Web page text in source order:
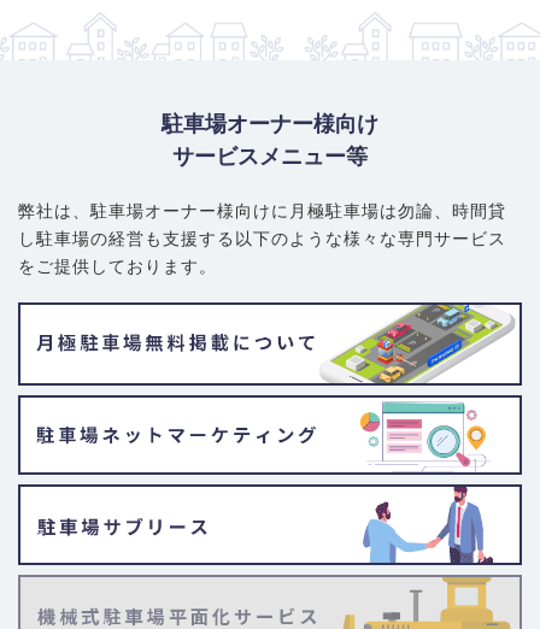
も探しやすいですが、駅近は競争率が高いです。機械式は非常に
希少なため、平面式中心で探すのが現実的です。
駐車場オーナー様向け
サービスメニュー等
弊社は、駐車場オーナー様向けに月極駐車場は勿論、 時間貸
し駐車場の経営も支援する以下のような様々な専門サービス
をご提供しております。